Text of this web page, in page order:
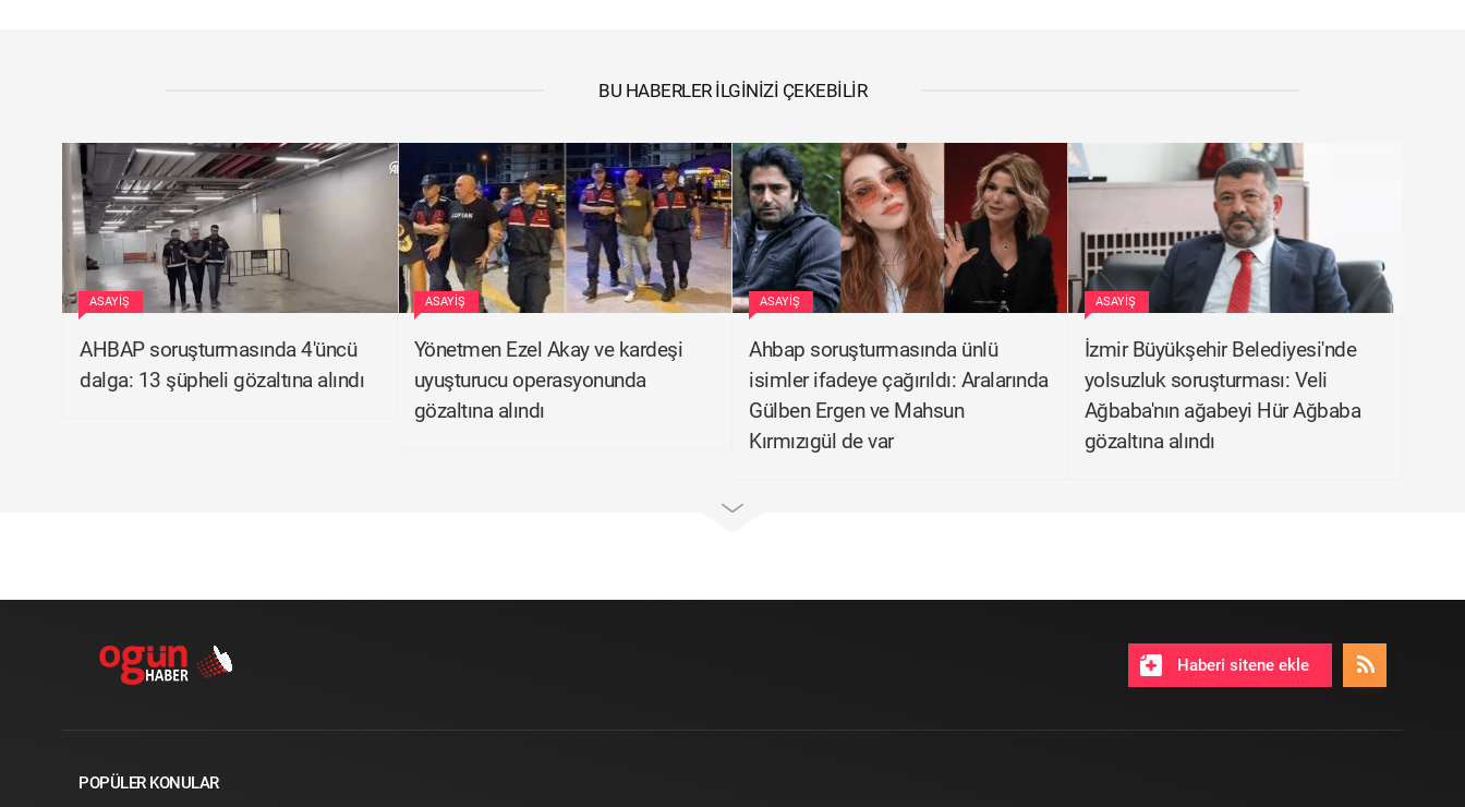
BU HABERLER İLGINIZI ÇEKEBILIR
ASAYIŞ
AHBAP soruşturmasında 4'üncü
dalga: 13 şüpheli gözaltına alındı
ASAYIŞ
Yönetmen Ezel Akay ve kardeşi
uyuşturucu operasyonunda
gözaltına alındı
ASAYIŞ
Ahbap soruşturmasında ünlü
isimler ifadeye çağırıldı: Aralarında
Gülben Ergen ve Mahsun
Kırmızıgül de var
ASAYIŞ
İzmir Büyükşehir Belediyesi'nde
yolsuzluk soruşturması: Veli
Ağbaba'nın ağabeyi Hür Ağbaba
gözaltına alındı
Haberi sitene ekle
POPÜLER KONULAR